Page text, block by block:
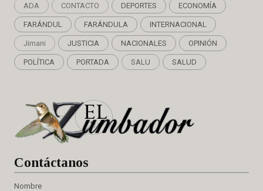
ADA CONTACTO DEPORTES ECONOMÍA
FARÁNDUL FARÁNDULA INTERNACIONAL
Jimani JUSTICIA NACIONALES OPINIÓN
POLÍTICA PORTADA SALU SALUD
Contáctanos
Nombre